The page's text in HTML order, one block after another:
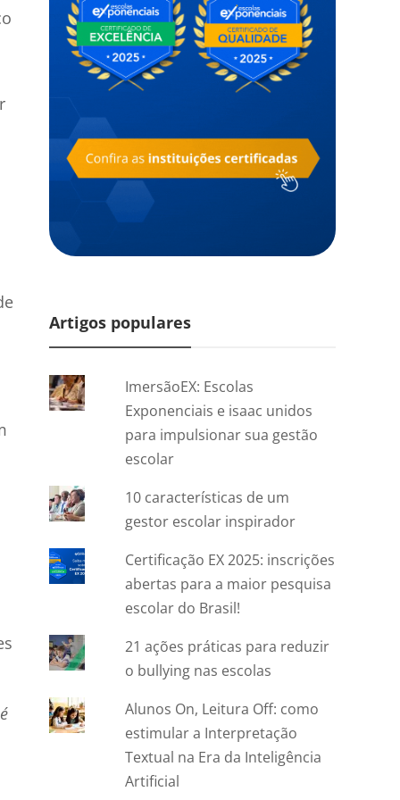
Artigos populares
ImersãoEX: Escolas
Exponenciais e isaac unidos
para impulsionar sua gestão
escolar
10 características de um
gestor escolar inspirador
Certificação EX 2025: inscrições
abertas para a maior pesquisa
escolar do Brasil!
21 ações práticas para reduzir
o bullying nas escolas
Alunos On, Leitura Off: como
estimular a Interpretação
Textual na Era da Inteligência
Artificial